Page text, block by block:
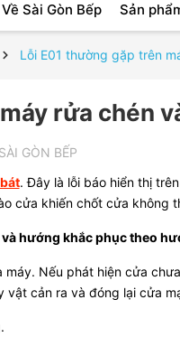
Về Sài Gòn Bếp Sản
Lỗi E01 thường gặp trên
rửa chén
GÒN BẾP
. Đây là lỗi báo hiển thị
cửa khiến chốt cửa không
hướng khắc phục theo
Nếu phát hiện cửa
cản ra và đóng lại cửa